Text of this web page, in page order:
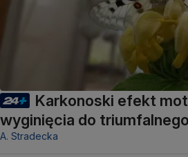
Karkonoski efekt
wyginięcia do
A. Stradecka